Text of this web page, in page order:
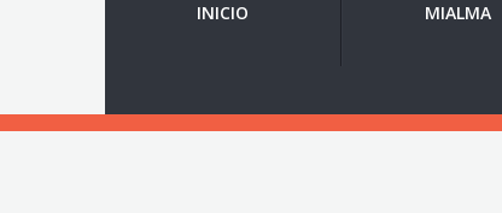
INICIO MIALMA